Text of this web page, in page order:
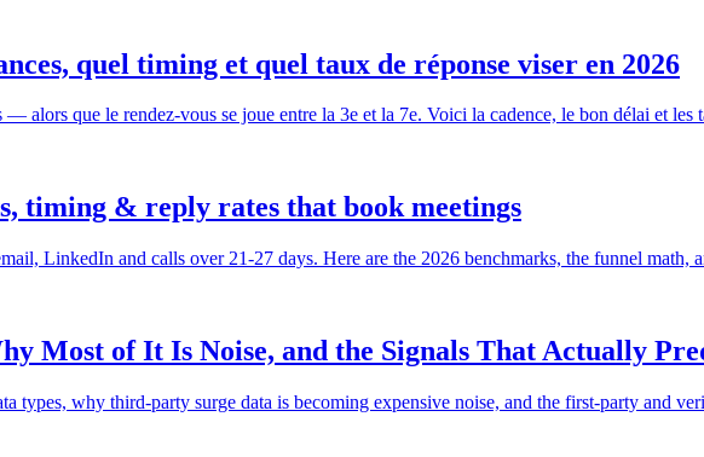
quel timing et quel taux de réponse viser en 2026
alors que le rendez-vous se joue entre la 3e et la 7e. Voici la cadence, le bon délai et les
timing & reply rates that book meetings
LinkedIn and calls over 21-27 days. Here are the 2026 benchmarks, the funnel
Most of It Is Noise, and the Signals That Actually
types, why third-party surge data is becoming expensive noise, and the first-party and